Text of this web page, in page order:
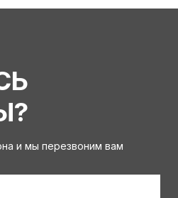
и мы перезвоним вам